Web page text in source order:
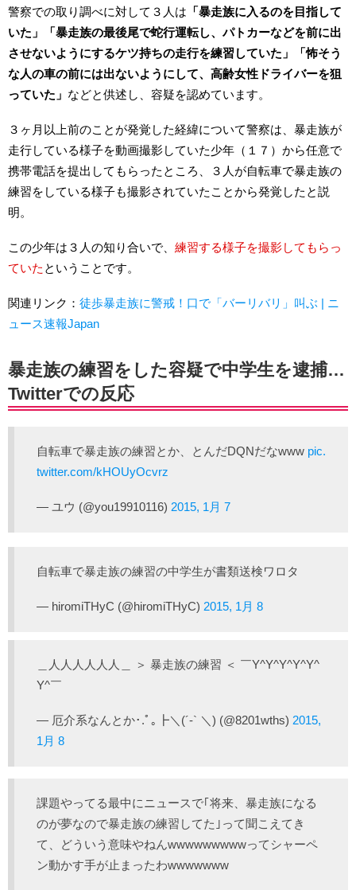
警察での取り調べに対して３人は 「暴走族に入るのを目指して
いた」「暴走族の最後尾で蛇行運転し、パトカーなどを前に出
させないようにするケツ持ちの走行を練習していた」「怖そう
な人の車の前には出ないようにして、高齢女性ドライバーを狙
っていた」 などと供述し、容疑を認めています。
３ヶ月以上前のことが発覚した経緯について警察は、暴走族が
走行している様子を動画撮影していた少年（１７）から任意で
携帯電話を提出してもらったところ、３人が自転車で暴走族の
練習をしている様子も撮影されていたことから発覚したと説
明。
この少年は３人の知り合いで、 練習する様子を撮影してもらっ
ていた ということです。
関連リンク： 徒歩暴走族に警戒！口で「バーリバリ」叫ぶ | ニ
ュース速報Japan
暴走族の練習をした容疑で中学生を逮捕…
Twitterでの反応
自転車で暴走族の練習とか、とんだDQNだなwww pic.
twitter.com/kHOUyOcvrz
— ユウ (@you19910116) 2015, 1月 7
自転車で暴走族の練習の中学生が書類送検ワロタ
— hiromiTHyC (@hiromiTHyC) 2015, 1月 8
＿人人人人人人＿ ＞ 暴走族の練習 ＜ ￣Y^Y^Y^Y^Y^
Y^￣
— 厄介系なんとか･.ﾟ｡┣＼(´-` ＼) (@8201wths) 2015,
1月 8
課題やってる最中にニュースで｢将来、暴走族になる
のが夢なので暴走族の練習してた｣って聞こえてき
て、どういう意味やねんwwwwwwwwwってシャーペ
ン動かす手が止まったわwwwwwww